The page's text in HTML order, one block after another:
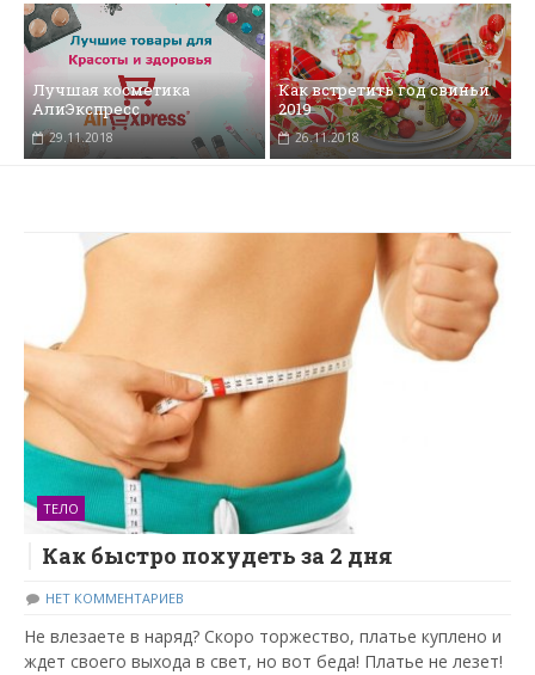
Лучшая косметика
АлиЭкспресс
29.11.2018
Как встретить год свиньи
2019
26.11.2018
ТЕЛО
Как быстро похудеть за 2 дня
НЕТ КОММЕНТАРИЕВ
Не влезаете в наряд? Скоро торжество, платье куплено и
ждет своего выхода в свет, но вот беда! Платье не лезет!